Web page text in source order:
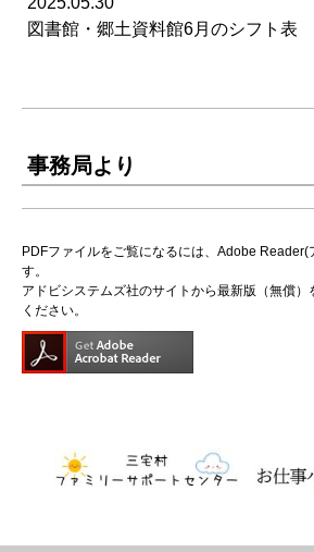
図書館・郷土資料館6月のシフト表
事務局より
PDFファイルをご覧になるには、Adobe Reader(
す。
アドビシステムズ社のサイトから最新版（無償）
ください。